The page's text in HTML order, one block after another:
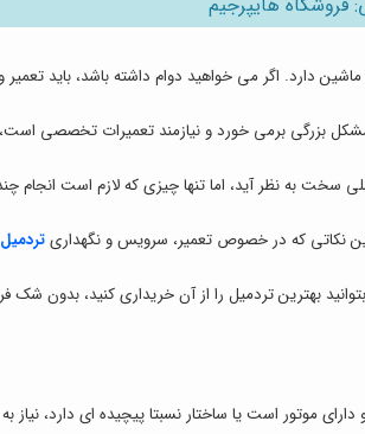
دارد. اگر می خواهید دوام داشته باشد، باید
بزرگی برمی خورد و نیازمند تعمیرات تخصصی است،
سخت به نظر آید، اما تنها چیزی که لازم است
نکاتی که در خصوص تعمیر، سرویس و نگهداری
بهترین تردمیل را از آن خریداری کنید، بدون
موتور است یا ساختار نسبتا پیچیده ای دارد، نیاز